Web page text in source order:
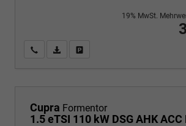
19% MwSt.
Wir rufen Sie anPDF-Fahrzeugexposé drucken
Cupra Formentor
1.5 eTSI 110 kW DSG AHK ACC